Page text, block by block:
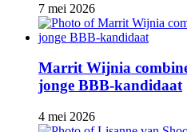
7 mei 2026
Marrit Wijnia
jonge BBB‑kandidaat
4 mei 2026